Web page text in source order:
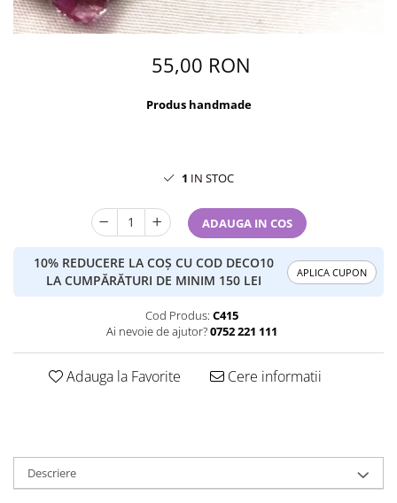
55,00 RON
Produs handmade
1 IN STOC
ADAUGA IN COS
10% REDUCERE LA COȘ CU COD DECO10
LA CUMPĂRĂTURI DE MINIM 150 LEI
APLICA CUPON
Cod Produs: C415
Ai nevoie de ajutor?0752 221 111
Adauga la Favorite Cere informatii
Descriere